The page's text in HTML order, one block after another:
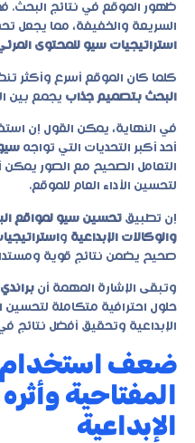
ظهور الموقع في نتائج البحث.
السريعة والخفيفة، مما يجعل
استراتيجيات سيو للمحتوى
كلما كان الموقع أسرع وأكثر
البحث بتصميم جذاب يجمع بين
في النهاية، يمكن القول إن
أحد أكبر التحديات التي تواجه
التعامل الصحيح مع الصور
لتحسين الأداء العام للموقع.
إن تطبيق تحسين سيو لمواقع
والوكالات الإبداعية و
صحيح يضمن نتائج قوية
وتبقى الإشارة المهمة أن
حلول احترافية متكاملة لتحسين
الإبداعية وتحقيق أفضل نتائج
ضعف استخدام
المفتاحية
الإبداعية